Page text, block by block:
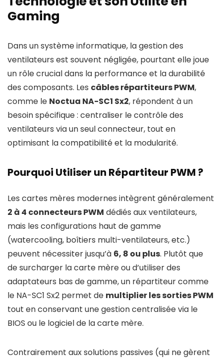
Gaming
Dans un système informatique, la gestion des
ventilateurs est souvent négligée, pourtant elle joue
un rôle crucial dans la performance et la durabilité
des composants. Les câbles répartiteurs PWM,
comme le Noctua NA-SC1 Sx2, répondent à un
besoin spécifique : centraliser le contrôle des
ventilateurs via un seul connecteur, tout en
optimisant la compatibilité et la modularité.
Pourquoi Utiliser un Répartiteur PWM ?
Les cartes mères modernes intègrent généralement
2 à 4 connecteurs PWM dédiés aux ventilateurs,
mais les configurations haut de gamme
(watercooling, boîtiers multi-ventilateurs, etc.)
peuvent nécessiter jusqu’à 6, 8 ou plus. Plutôt que
de surcharger la carte mère ou d’utiliser des
adaptateurs bas de gamme, un répartiteur comme
le NA-SC1 Sx2 permet de multiplier les sorties PWM
tout en conservant une gestion centralisée via le
BIOS ou le logiciel de la carte mère.
Contrairement aux solutions passives (qui ne gèrent